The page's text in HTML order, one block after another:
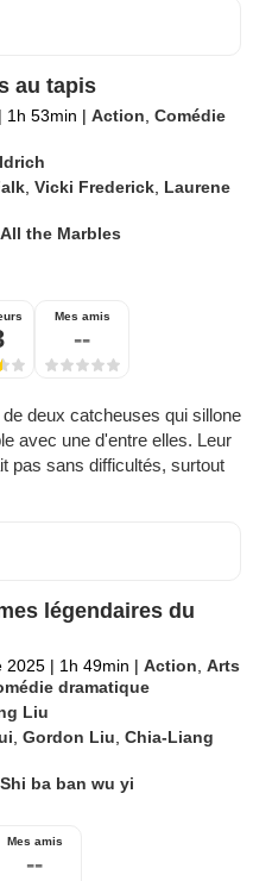
au tapis
| 1h 53min | Action,Comédie
,Vicki Frederick, Laurene
All the Marbles
Mes amis
--
deux catcheuses qui sillone
avec une d'entre elles. Leur
pas sans difficultés, surtout
légendaires du
2025 | 1h 49min | Action ,Arts
dramatique
Liu
,Gordon Liu ,Chia-Liang
Shi ba ban wu yi
Mes amis
--